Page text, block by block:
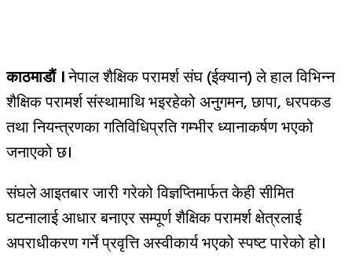
काठमाडौं ।नेपाल शैक्षिक परामर्श संघ (ईक्यान) ले हाल विभिन्न
शैक्षिक परामर्श संस्थामाथि भइरहेको अनुगमन, छापा, धरपकड
तथा नियन्त्रणका गतिविधिप्रति गम्भीर ध्यानाकर्षण भएको
जनाएको छ।
संघले आइतबार जारी गरेको विज्ञप्तिमार्फत केही सीमित
घटनालाई आधार बनाएर सम्पूर्ण शैक्षिक परामर्श क्षेत्रलाई
अपराधीकरण गर्ने प्रवृत्ति अस्वीकार्य भएको स्पष्ट पारेको हो।